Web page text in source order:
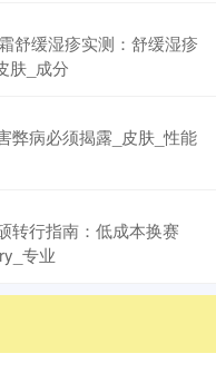
舒缓湿疹实测：舒缓湿疹
肤_成分
弊病必须揭露_皮肤_性能
转行指南：低成本换赛
专业